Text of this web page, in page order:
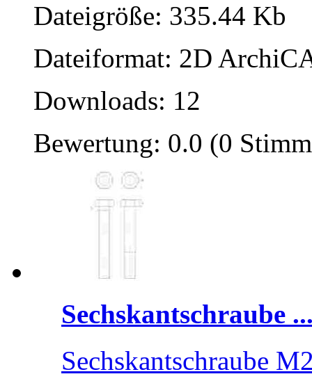
Dateigröße: 335.44 Kb
Dateiformat: 2D
Downloads: 12
Bewertung: 0.0 (0
Sechskantschraube
Sechskantschraube